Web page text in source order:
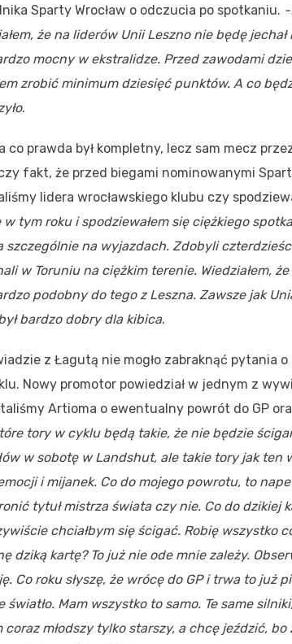
Sparty Wrocław o odczucia po spotkaniu.
że na liderów Unii Leszno nie będę
mocny w ekstralidze. Przed zawodami
zrobić minimum dziesięć punktów. A co
.
co prawda był kompletny, lecz sam mecz
fakt, że przed biegami nominowanymi
lidera wrocławskiego klubu czy
w tym roku i spodziewałem się ciężkiego
szczególnie na wyjazdach. Zdobyli
w Toruniu na ciężkim terenie. Wiedziałem,
podobny do tego z Leszna. Zawsze jak
bardzo dobry dla kibica.
z Łagutą nie mogło zabraknąć pytania
Nowy promotor powiedział w jednym z
Artioma o ewentualny powrót do GP
tory w cyklu będą takie, że nie będzie
w sobotę w Landshut, ale takie tory jak ten
i mijanek. Co do mojego powrotu, to
tytuł mistrza świata czy nie. Co do dzikiej
chciałbym się ścigać. Robię wszystko
dziką kartę? To już nie ode mnie zależy.
Co roku słyszę, że wrócę do GP i trwa to już
światło. Mam wszystko to samo. Te same
coraz młodszy tylko starszy, a chcę jeździć,